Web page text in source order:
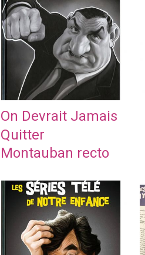
On Devrait Jamais
Quitter
Montauban recto